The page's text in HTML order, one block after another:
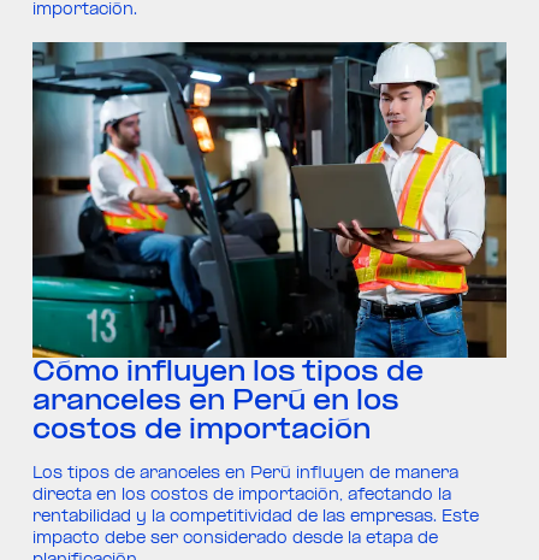
importación.
Cómo influyen los tipos de
aranceles en Perú en los
costos de importación
Los tipos de aranceles en Perú influyen de manera
directa en los costos de importación, afectando la
rentabilidad y la competitividad de las empresas. Este
impacto debe ser considerado desde la etapa de